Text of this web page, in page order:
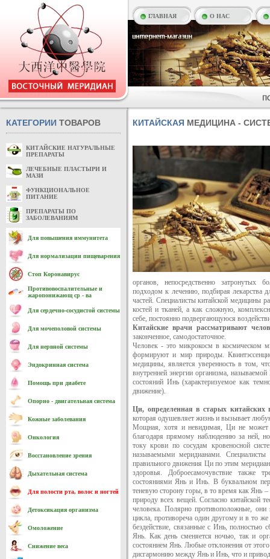
ГЛАВНАЯ О НАС
КАТЕГОРИИ ТОВАРОВ
КИТАЙСКИЕ НАТУРАЛЬНЫЕ
ПРЕПАРАТЫ
ЛЕЧЕБНЫЕ ПЛАСТЫРИ И
МАЗИ
ФУНКЦИОНАЛЬНОЕ
ПИТАНИЕ
ПРЕПАРАТЫ ПО
ЗАБОЛЕВАНИЯМ
Для повышения иммунитета
Для нормализации пищеварения
Стоп Коронавирус
Противовоспалительные и
жаропонижающ ср - ва
Для сердечно-cосудистой системы
Для мочеполовой системы
Для нервной системы
Эндокринная система
Помощь при диабете
Опорно - двигательная система
Кожные заболевания
Онкология
Восстановление зрения
Дыхательная система
Для полости рта, волос и ногтей
Детоксикация организма
Омоложение
Снижение веса
КИТАЙСКАЯ МЕДИЦИНА -
органов, непосредственно затронутых
подходом к лечению, подбирая лекарства
частей. Специалисты китайской медицины
костей и тканей, а как сложную,
себе, постоянно подвергающуюся
Китайские врачи рассматривают
законченное, самодостаточное.
Человек - это микрокосм в космическом
формируют и мир природы.
медицины, является уверенность в том,
внутренней энергии организма,
состояний Инь (характеризуемое как
движение).
Ци, определенная в старых китайских
которая одушевляет жизнь и вызывает
Мощная, хотя и невидимая, Ци не может
благодаря прямому наблюдению за ней,
току крови по сосудам кровеносной
называемыми меридианами.
правильного движения Ци по этим
здоровья. Доброесамочувствие также
состояниями Янь и Инь. В буквальном
теневую сторону горы, в то время как Янь
природу всех вещей. Согласно китайской
человека. Полярно противоположные,
цикла, противореча один другому и в то
бездействие, связанные с Инь, полностью
Янь. Как день сменяется ночью, так и
состоянием Янь. Любые отклонения от
дисгармонию между Янь и Инь, что и